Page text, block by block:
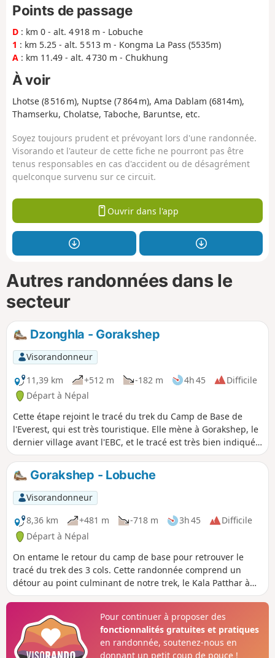
Points de passage
D : km 0 - alt. 4 918 m - Lobuche
1 : km 5.25 - alt. 5 513 m - Kongma La Pass (5535m)
A : km 11.49 - alt. 4 730 m - Chukhung
À voir
Lhotse (8 516 m), Nuptse (7 864 m), Ama Dablam (6814m),
Thamserku, Cholatse, Taboche, Baruntse, etc.
Soyez toujours prudent et prévoyant lors d'une randonnée.
Visorando et l'auteur de cette fiche ne pourront pas être
tenus responsables en cas d'accident ou de désagrément
quelconque survenu sur ce circuit.
Ouvrir dans l'app
Autres randonnées dans le
secteur
Dzonghla - Gorakshep
Visorandonneur
11,39 km
+512 m -182 m 4h 45
Difficile
Départ à Népal
Cette étape rejoint le tracé du trek du Camp de Base de
l'Everest, qui est très touristique. Elle mène à Gorakshep, le
dernier village avant l'EBC, et le tracé est très bien indiqué.
À partir d'ici, on trouve beaucoup plus de passage, et des
prix qui augmentent encore !
Gorakshep - Lobuche
Visorandonneur
8,36 km
+481 m -718 m 3h 45
Difficile
Départ à Népal
On entame le retour du camp de base pour retrouver le
tracé du trek des 3 cols. Cette randonnée comprend un
détour au point culminant de notre trek, le Kala Patthar à
5645m d'altitude, qui offre un magnifique panorama sur
Pour continuer à proposer des
fonctionnalités gratuites et pratiques
en randonnée, soutenez-nous en
donnant un petit coup de pouce !